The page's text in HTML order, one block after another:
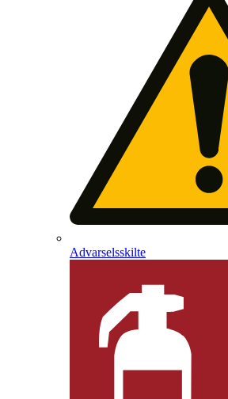
Advarselsskilte